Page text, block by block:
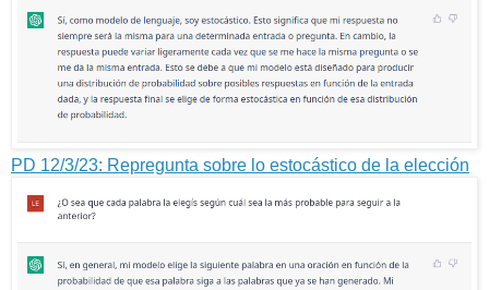
PD 12/3/23: Repregunta sobre lo estocástico de la elección